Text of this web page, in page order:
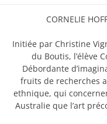
CORNELIE
Initiée par Christine
du Boutis, l’élève
Débordante
fruits de recherches
ethnique, qui
Australie que l’art